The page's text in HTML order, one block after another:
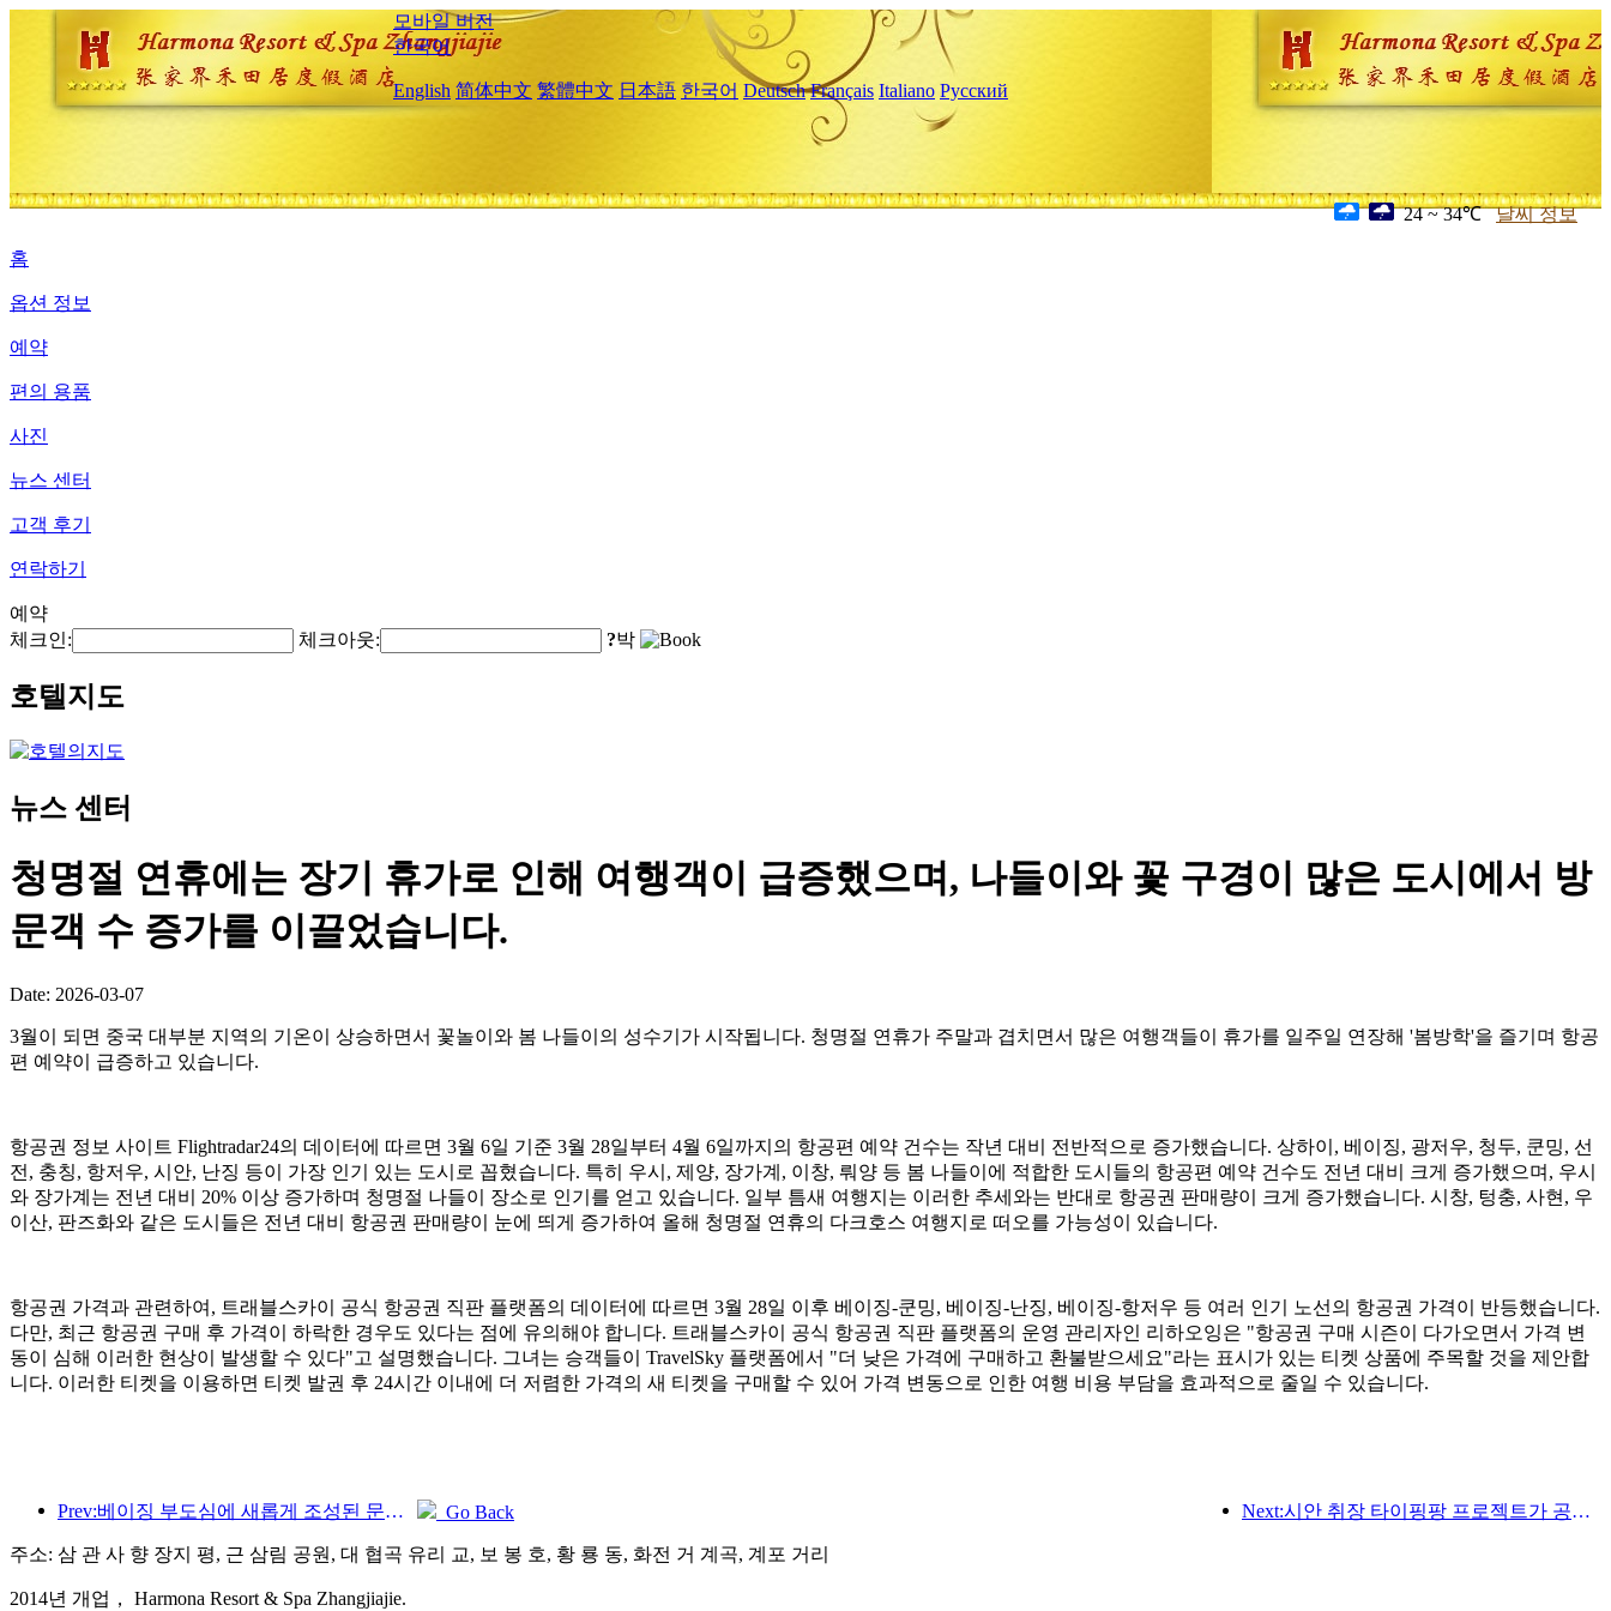
모바일 버전
한국어
English 简体中文 繁體中文 日本語 한국어 Deutsch Français Italiano Русский
24 ~ 34℃ 날씨 정보
홈
옵션 정보
예약
편의 용품
사진
뉴스 센터
고객 후기
연락하기
예약
체크인:
체크아웃: ?박
호텔지도
뉴스 센터
청명절 연휴에는 장기 휴가로 인해 여행객이 급증했으며, 나들이와 꽃 구경이 많은 도시에서 방
문객 수 증가를 이끌었습니다.
Date: 2026-03-07
3월이 되면 중국 대부분 지역의 기온이 상승하면서 꽃놀이와 봄 나들이의 성수기가 시작됩니다. 청명절 연휴가 주말과 겹치면서 많은 여행객들이 휴가를 일주일 연장해 '봄방학'을 즐기며 항공
편 예약이 급증하고 있습니다.
항공권 정보 사이트 Flightradar24의 데이터에 따르면 3월 6일 기준 3월 28일부터 4월 6일까지의 항공편 예약 건수는 작년 대비 전반적으로 증가했습니다. 상하이, 베이징, 광저우, 청두, 쿤밍, 선
전, 충칭, 항저우, 시안, 난징 등이 가장 인기 있는 도시로 꼽혔습니다. 특히 우시, 제양, 장가계, 이창, 뤄양 등 봄 나들이에 적합한 도시들의 항공편 예약 건수도 전년 대비 크게 증가했으며, 우시
와 장가계는 전년 대비 20% 이상 증가하며 청명절 나들이 장소로 인기를 얻고 있습니다. 일부 틈새 여행지는 이러한 추세와는 반대로 항공권 판매량이 크게 증가했습니다. 시창, 텅충, 사현, 우
이산, 판즈화와 같은 도시들은 전년 대비 항공권 판매량이 눈에 띄게 증가하여 올해 청명절 연휴의 다크호스 여행지로 떠오를 가능성이 있습니다.
항공권 가격과 관련하여, 트래블스카이 공식 항공권 직판 플랫폼의 데이터에 따르면 3월 28일 이후 베이징-쿤밍, 베이징-난징, 베이징-항저우 등 여러 인기 노선의 항공권 가격이 반등했습니다.
다만, 최근 항공권 구매 후 가격이 하락한 경우도 있다는 점에 유의해야 합니다. 트래블스카이 공식 항공권 직판 플랫폼의 운영 관리자인 리하오잉은 "항공권 구매 시즌이 다가오면서 가격 변
동이 심해 이러한 현상이 발생할 수 있다"고 설명했습니다. 그녀는 승객들이 TravelSky 플랫폼에서 "더 낮은 가격에 구매하고 환불받으세요"라는 표시가 있는 티켓 상품에 주목할 것을 제안합
니다. 이러한 티켓을 이용하면 티켓 발권 후 24시간 이내에 더 저렴한 가격의 새 티켓을 구매할 수 있어 가격 변동으로 인한 여행 비용 부담을 효과적으로 줄일 수 있습니다.
Prev:베이징 부도심에 새롭게 조성된 문화 관광 명소인 피너클 파크가 올해 공식 개장할 예정입니다. Next:시안 취장 타이핑팡 프로젝트가 공식적으로 착공했으며, 총 건축 면적은 13만 7천 제곱미터입니다.
Go Back
주소: 삼 관 사 향 장지 평, 근 삼림 공원, 대 협곡 유리 교, 보 봉 호, 황 룡 동, 화전 거 계곡, 계포 거리
2014년 개업， Harmona Resort & Spa Zhangjiajie.